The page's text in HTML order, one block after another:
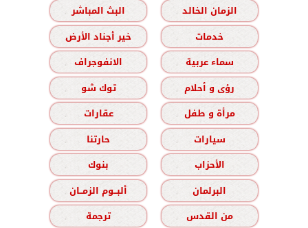
الزمان الخالد
البث المباشر
خدمات
خير أجناد الأرض
سماء عربية
الانفوجراف
رؤى و أحلام
توك شو
مرأة و طفل
عقارات
سيارات
حارتنا
الأحزاب
بنوك
البرلمان
ألبــوم الزمــان
من القدس
ترجمة